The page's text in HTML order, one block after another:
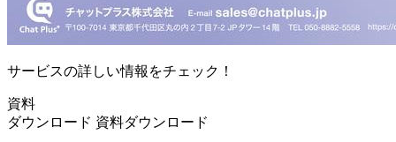
サービスの詳しい情報をチェック！
資料
ダウンロード 資料ダウンロード